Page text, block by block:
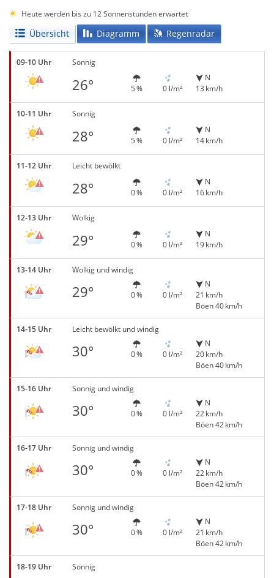
Heute werden bis zu 12 Sonnenstunden erwartet
Übersicht Diagramm Regenradar
09-10 Uhr Sonnig
26° 5 % 0 l/m²
N
13 km/h
10-11 Uhr Sonnig
28° 5 % 0 l/m²
N
14 km/h
11-12 Uhr Leicht bewölkt
28° 0 % 0 l/m²
N
16 km/h
12-13 Uhr Wolkig
29° 0 % 0 l/m²
N
19 km/h
13-14 Uhr Wolkig und windig
29° 0 % 0 l/m²
N
21 km/h
Böen 40 km/h
14-15 Uhr Leicht bewölkt und windig
30° 0 % 0 l/m²
N
20 km/h
Böen 40 km/h
15-16 Uhr Sonnig und windig
30° 0 % 0 l/m²
N
22 km/h
Böen 42 km/h
16-17 Uhr Sonnig und windig
30° 0 % 0 l/m²
N
22 km/h
Böen 42 km/h
17-18 Uhr Sonnig und windig
30° 0 % 0 l/m²
N
21 km/h
Böen 42 km/h
18-19 Uhr
Sonnig